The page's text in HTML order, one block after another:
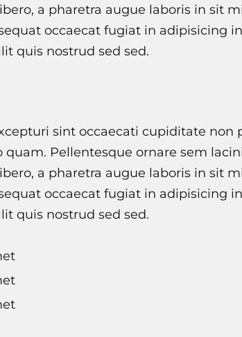
a pharetra augue laboris in sit
occaecat fugiat in adipisicing
quis nostrud sed sed.
sint occaecati cupiditate non
quam. Pellentesque ornare sem
a pharetra augue laboris in sit
occaecat fugiat in adipisicing
quis nostrud sed sed.